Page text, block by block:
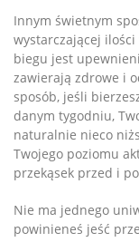
Innym świetnym
wystarczającej
biegu jest
zawierają zdrowe i
sposób, jeśli
danym tygodniu,
naturalnie nieco
Twojego poziomu
przekąsek przed i
Nie ma jednego
powinieneś jeść